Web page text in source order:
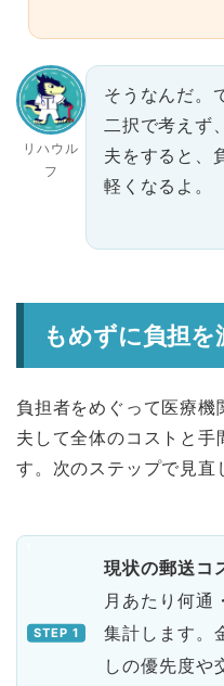
リハウル
フ
そうなんだ。
二択で考えず
夫をすると、
軽くなるよ。
もめずに負担
負担者をめぐって医療
夫して全体のコストと
す。次のステップで見直
現状の郵送コ
月あたり何通
集計します。
しの優先度や